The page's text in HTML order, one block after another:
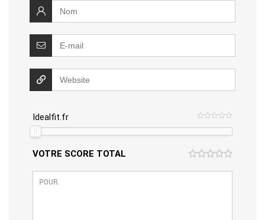
Idealfit.fr
VOTRE SCORE TOTAL